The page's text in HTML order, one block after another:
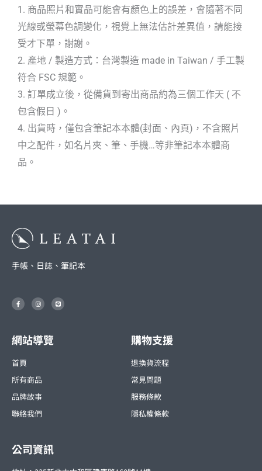
1. 商品照片和實品可能會有顏色上的誤差，會隨著不同
光線或螢幕色調變化，視覺上無法估計差異值，請能接
受才下單，謝謝。
2. 產地 / 製造方式：台灣製造 made in Taiwan / 手工製
符合 FSC 規範。
3. 訂單成立後，從備貨到寄出商品約為三個工作天 ( 不
包含假日 )。
4. 出貨時，僅包含筆記本本體(封面、內頁)，不含照片
中之配件，如名片夾、筆、手機…等非筆記本本體商
品。
手帳、日誌、筆記本
F
a
c
k
-
I
n
s
r
a
m
L
i
n
網站導覽
首頁
所有商品
品牌故事
聯絡我們
購物支援
退換貨流程
常見問題
服務條款
隱私權條款
公司資訊